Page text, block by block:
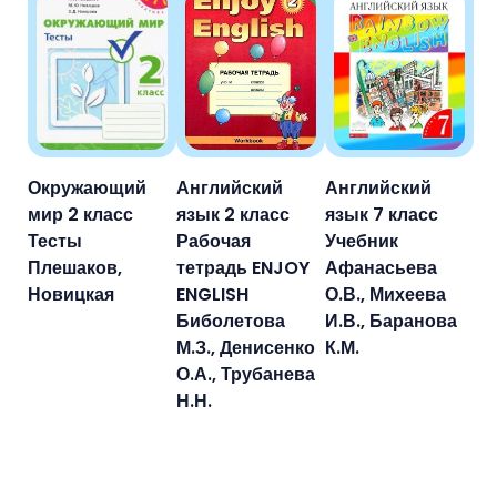
Окружающий
мир 2 класс
Тесты
Плешаков,
Новицкая
Английский
язык 2 класс
Рабочая
тетрадь ENJOY
ENGLISH
Биболетова
М.З., Денисенко
О.А., Трубанева
Н.Н.
Английский
язык 7 класс
Учебник
Афанасьева
О.В., Михеева
И.В., Баранова
К.М.